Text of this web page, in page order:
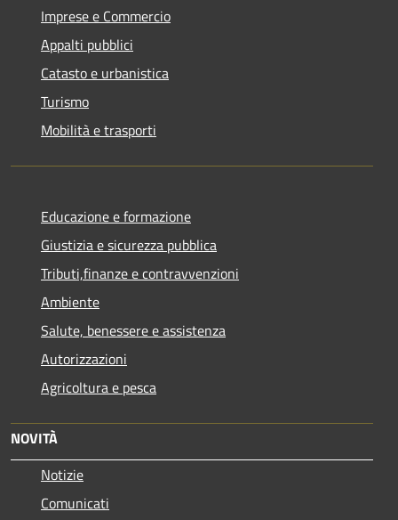
Imprese e Commercio
Appalti pubblici
Catasto e urbanistica
Turismo
Mobilità e trasporti
Educazione e formazione
Giustizia e sicurezza pubblica
Tributi,finanze e contravvenzioni
Ambiente
Salute, benessere e assistenza
Autorizzazioni
Agricoltura e pesca
NOVITÀ
Notizie
Comunicati